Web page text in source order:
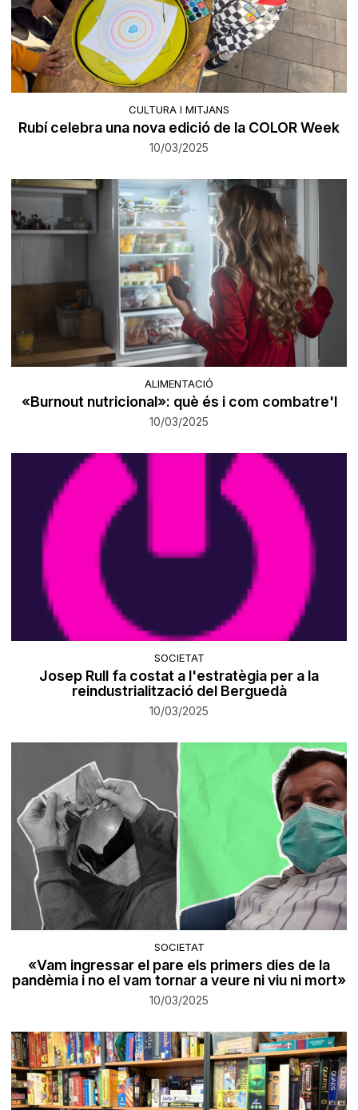
CULTURA I MITJANS
Rubí celebra una nova edició de la COLOR Week
10/03/2025
ALIMENTACIÓ
«Burnout nutricional»: què és i com combatre'l
10/03/2025
SOCIETAT
Josep Rull fa costat a l'estratègia per a la
reindustrialització del Berguedà
10/03/2025
SOCIETAT
«Vam ingressar el pare els primers dies de la
pandèmia i no el vam tornar a veure ni viu ni mort»
10/03/2025